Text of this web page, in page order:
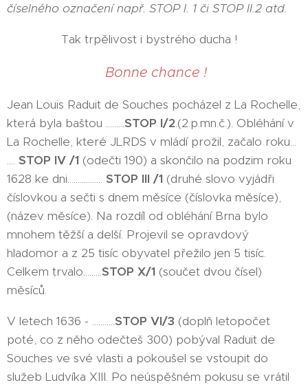
číselného označení např. STOP I. 1 či STOP II.2 atd.
Tak trpělivost i bystrého ducha !
Bonne chance !
Jean Louis Raduit de Souches pocházel z La Rochelle,
která byla baštou .........STOP I/2.(2.p.mn.č.). Obléhání v
La Rochelle, které JLRDS v mládí prožil, začalo roku...
.... STOP IV /1 (odečti 190) a skončilo na podzim roku
1628 ke dni................. STOP III /1 (druhé slovo vyjádři
číslovkou a sečti s dnem měsíce (číslovka měsíce),
(název měsíce). Na rozdíl od obléhání Brna bylo
mnohem těžší a delší. Projevil se opravdový
hladomor a z 25 tisíc obyvatel přežilo jen 5 tisíc.
Celkem trvalo.........STOP X/1 (součet dvou čísel)
měsíců.
V letech 1636 - ...........STOP VI/3 (doplň letopočet
poté, co z něho odečteš 300) pobýval Raduit de
Souches ve své vlasti a pokoušel se vstoupit do
služeb Ludvíka XIII. Po neúspěšném pokusu se vrátil